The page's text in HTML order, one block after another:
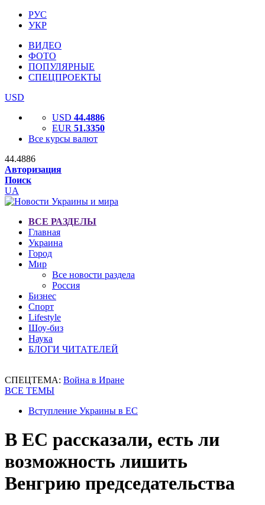
РУС
УКР
ВИДЕО
ФОТО
ПОПУЛЯРНЫЕ
СПЕЦПРОЕКТЫ
USD
USD 44.4886
EUR 51.3350
Все курсы валют
44.4886
Авторизация
Поиск
UA
ВСЕ РАЗДЕЛЫ
Главная
Украина
Город
Мир
Все новости раздела
Россия
Бизнес
Спорт
Lifestyle
Шоу-биз
Наука
БЛОГИ ЧИТАТЕЛЕЙ
СПЕЦТЕМА: Война в Иране
ВСЕ ТЕМЫ
Вступление Украины в ЕС
В ЕС рассказали, есть ли
возможность лишить
Венгрию председательства